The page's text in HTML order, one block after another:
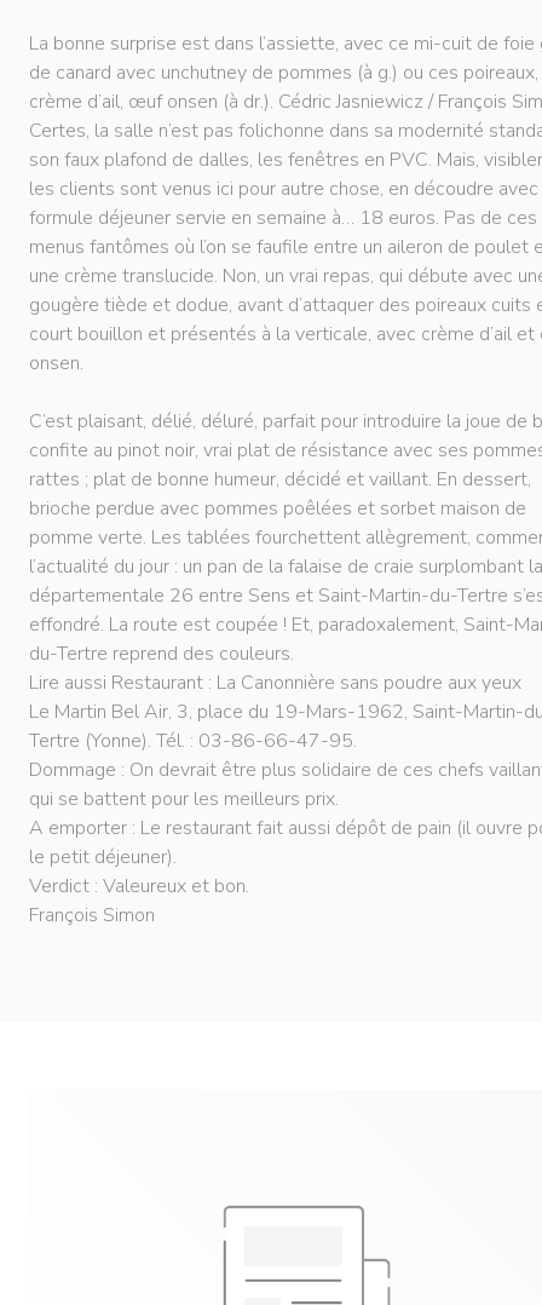
La bonne surprise est dans l’assiette, avec ce mi-cuit de foie
de canard avec unchutney de pommes (à g.) ou ces poireaux,
crème d’ail, œuf onsen (à dr.). Cédric Jasniewicz / François
Certes, la salle n’est pas folichonne dans sa modernité
son faux plafond de dalles, les fenêtres en PVC. Mais,
les clients sont venus ici pour autre chose, en découdre
formule déjeuner servie en semaine à… 18 euros. Pas de ces
menus fantômes où l’on se faufile entre un aileron de poulet
une crème translucide. Non, un vrai repas, qui débute avec
gougère tiède et dodue, avant d’attaquer des poireaux cuits
court bouillon et présentés à la verticale, avec crème d’ail
onsen.
C’est plaisant, délié, déluré, parfait pour introduire la joue de
confite au pinot noir, vrai plat de résistance avec ses
rattes ; plat de bonne humeur, décidé et vaillant. En dessert,
brioche perdue avec pommes poêlées et sorbet maison de
pomme verte. Les tablées fourchettent allègrement,
l’actualité du jour : un pan de la falaise de craie surplombant la
départementale 26 entre Sens et Saint-Martin-du-Tertre
effondré. La route est coupée ! Et, paradoxalement, Saint-
du-Tertre reprend des couleurs.
Lire aussi Restaurant : La Canonnière sans poudre aux yeux
Le Martin Bel Air, 3, place du 19-Mars-1962, Saint-Martin-
Tertre (Yonne). Tél. : 03-86-66-47-95.
Dommage : On devrait être plus solidaire de ces chefs
qui se battent pour les meilleurs prix.
A emporter : Le restaurant fait aussi dépôt de pain (il ouvre
le petit déjeuner).
Verdict : Valeureux et bon.
François Simon